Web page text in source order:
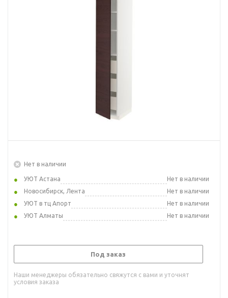
Нет в наличии
УЮТ Астана
Нет в наличии
Новосибирск, Лента
Нет в наличии
УЮТ в тц Апорт
Нет в наличии
УЮТ Алматы
Нет в наличии
Под заказ
Наши менеджеры обязательно свяжутся с вами и уточнят
условия заказа